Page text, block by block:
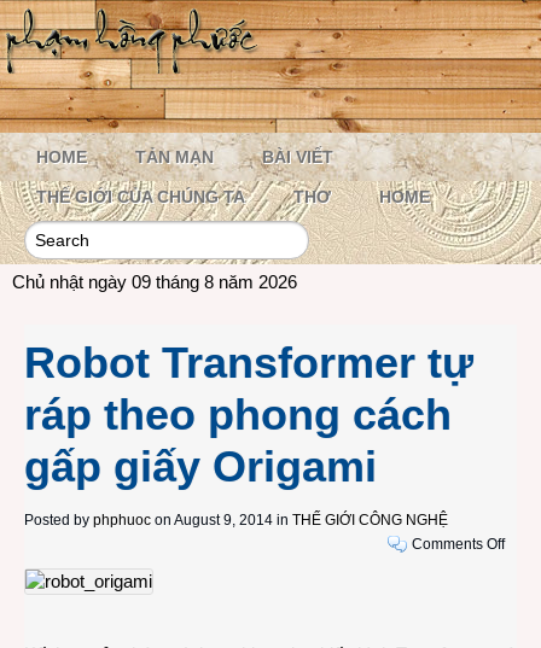
HOME TẢN MẠN BÀI VIẾT
THẾ GIỚI CỦA CHÚNG TA THƠ HOME
Chủ nhật ngày 09 tháng 8 năm 2026
Robot Transformer tự
ráp theo phong cách
gấp giấy Origami
Posted by phphuoc on August 9, 2014 in THẾ GIỚI CÔNG NGHỆ
Comments Offon